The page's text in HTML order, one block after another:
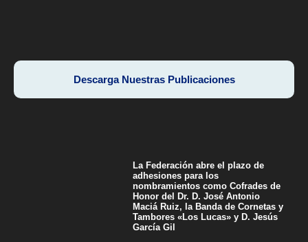
Descarga Nuestras Publicaciones
La Federación abre el plazo de
adhesiones para los
nombramientos como Cofrades de
Honor del Dr. D. José Antonio
Maciá Ruiz, la Banda de Cornetas y
Tambores «Los Lucas» y D. Jesús
García Gil